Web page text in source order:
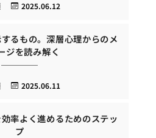
2025.06.12
るもの。深層心理からのメ
ジを読み解く
2025.06.11
率よく進めるためのステッ
プ